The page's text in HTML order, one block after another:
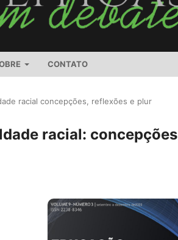
CONTATO
racial concepções, reflexões e plur
racial: